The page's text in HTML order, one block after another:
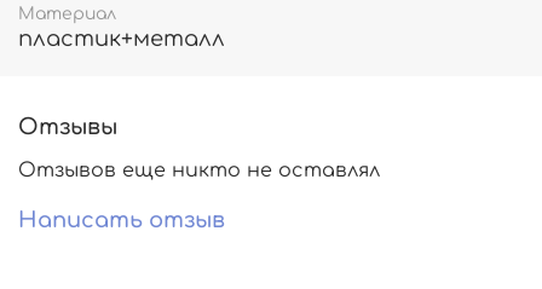
Материал
пластик+металл
Отзывы
Отзывов еще никто не оставлял
Написать отзыв